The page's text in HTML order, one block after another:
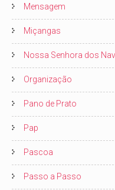
Mensagem
Miçangas
Nossa Senhora dos
Organização
Pano de Prato
Pap
Pascoa
Passo a Passo